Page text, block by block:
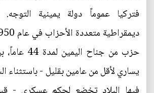
فتركيا عموماً دولة يمينية
حزب من جناح
يساري لأقل من عامين بقليل - باستثناء